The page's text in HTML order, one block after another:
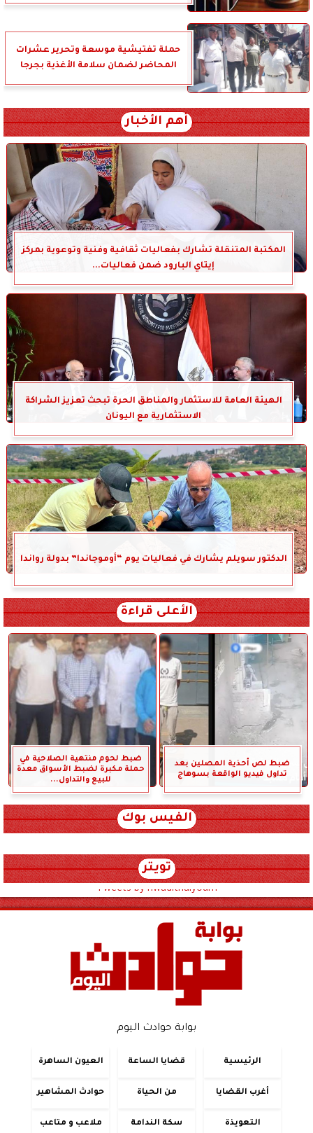
حملة تفتيشية موسعة وتحرير عشرات
المحاضر لضمان سلامة الأغذية بجرجا
أهم الأخبار
المكتبة المتنقلة تشارك بفعاليات ثقافية وفنية وتوعوية بمركز
إيتاي البارود ضمن فعاليات...
الهيئة العامة للاستثمار والمناطق الحرة تبحث تعزيز الشراكة
الاستثمارية مع اليونان
الدكتور سويلم يشارك في فعاليات يوم “أوموجاندا” بدولة رواندا
الأعلى قراءة
ضبط لص أحذية المصلين بعد
تداول فيديو الواقعة بسوهاج
ضبط لحوم منتهية الصلاحية في
حملة مكبرة لضبط الأسواق معدة
للبيع والتداول...
الفيس بوك
تويتر
Tweets by hwadithalyoum
بوابة حوادث اليوم
الرئيسية قضايا الساعة العيون الساهرة
أغرب القضايا من الحياة حوادث المشاهير
التعويذة سكة الندامة ملاعب و متاعب